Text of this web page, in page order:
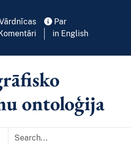
Par
in English
ontoloģija